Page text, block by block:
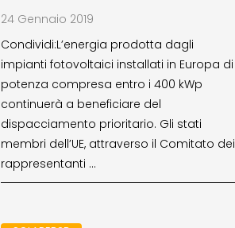
24 Gennaio 2019
Condividi:L’energia prodotta dagli
impianti fotovoltaici installati in Europa di
potenza compresa entro i 400 kWp
continuerà a beneficiare del
dispacciamento prioritario. Gli stati
membri dell’UE, attraverso il Comitato dei
rappresentanti …